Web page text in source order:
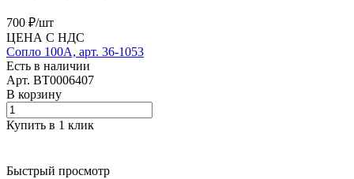
700 ₽/шт
ЦЕНА С НДС
Сопло 100А, арт. 36-1053
Есть в наличии
Арт. BT0006407
В корзину
Купить в 1 клик
Быстрый просмотр